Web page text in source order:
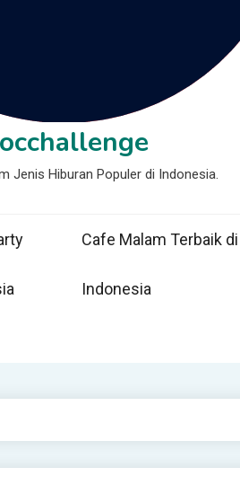
Jenis Hiburan Populer di Indonesia.
Cafe Malam Terbaik di
Indonesia